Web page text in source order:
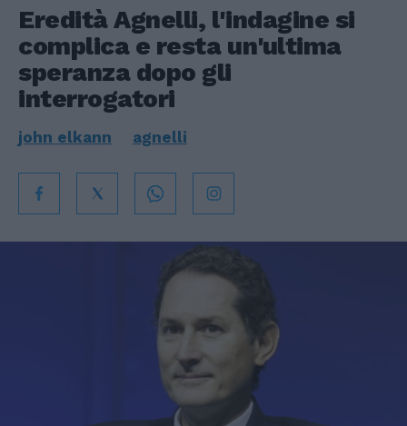
Eredità Agnelli, l'indagine si
complica e resta un'ultima
speranza dopo gli
interrogatori
john elkann agnelli